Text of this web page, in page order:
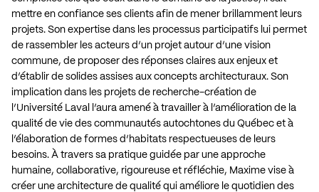
mettre en confiance ses clients afin de mener brillamment leurs
projets. Son expertise dans les processus participatifs lui permet
de rassembler les acteurs d’un projet autour d’une vision
commune, de proposer des réponses claires aux enjeux et
d’établir de solides assises aux concepts architecturaux. Son
implication dans les projets de recherche-création de
l’Université Laval l’aura amené à travailler à l’amélioration de la
qualité de vie des communautés autochtones du Québec et à
l’élaboration de formes d’habitats respectueuses de leurs
besoins. À travers sa pratique guidée par une approche
humaine, collaborative, rigoureuse et réfléchie, Maxime vise à
créer une architecture de qualité qui améliore le quotidien des